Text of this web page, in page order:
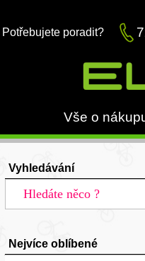
Potřebujete poradit?
Vše o
Vyhledávání
Nejvíce oblíbené